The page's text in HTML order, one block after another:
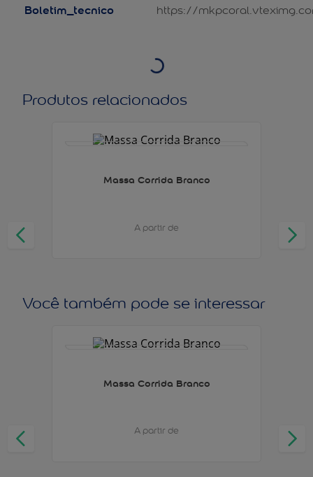
Boletim_tecnico https://
Produtos relacionados
Massa Corrida Branco
A partir de
Você também pode se interessar
Massa Corrida Branco
A partir de